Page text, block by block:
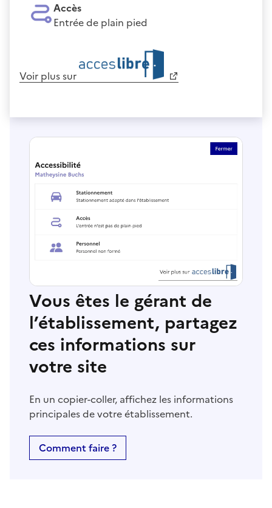
Accès
Entrée de plain pied
Voir plus sur
Vous êtes le gérant de
l’établissement, partagez
ces informations sur
votre site
En un copier-coller, affichez les informations
principales de votre établissement.
Comment faire ?